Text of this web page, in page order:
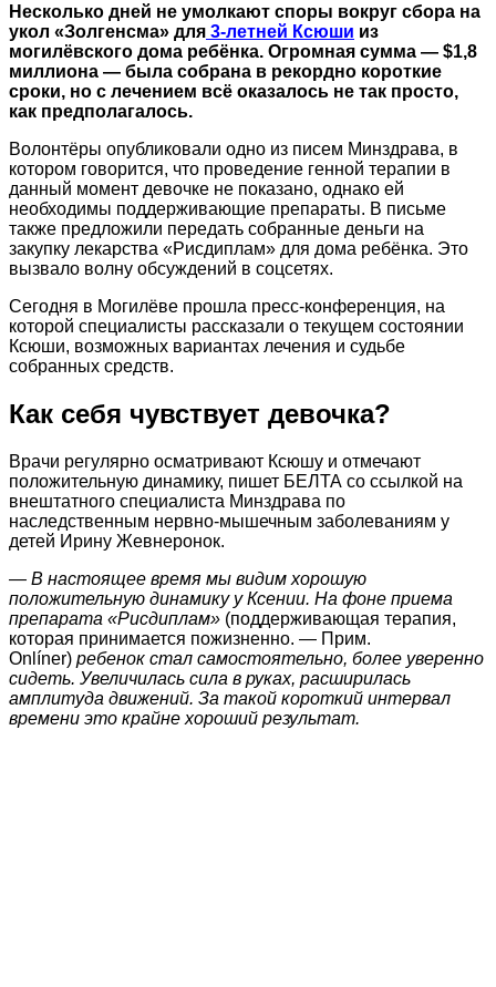
Несколько дней не умолкают споры вокруг сбора на
укол «Золгенсма» для 3-летней Ксюши из
могилёвского дома ребёнка. Огромная сумма — $1,8
миллиона — была собрана в рекордно короткие
сроки, но с лечением всё оказалось не так просто,
как предполагалось.
Волонтёры опубликовали одно из писем Минздрава, в
котором говорится, что проведение генной терапии в
данный момент девочке не показано, однако ей
необходимы поддерживающие препараты. В письме
также предложили передать собранные деньги на
закупку лекарства «Рисдиплам» для дома ребёнка. Это
вызвало волну обсуждений в соцсетях.
Сегодня в Могилёве прошла пресс-конференция, на
которой специалисты рассказали о текущем состоянии
Ксюши, возможных вариантах лечения и судьбе
собранных средств.
Как себя чувствует девочка?
Врачи регулярно осматривают Ксюшу и отмечают
положительную динамику, пишет БЕЛТА со ссылкой на
внештатного специалиста Минздрава по
наследственным нервно-мышечным заболеваниям у
детей Ирину Жевнеронок.
— В настоящее время мы видим хорошую
положительную динамику у Ксении. На фоне приема
препарата «Рисдиплам» (поддерживающая терапия,
которая принимается пожизненно. — Прим.
Onlíner) ребенок стал самостоятельно, более уверенно
сидеть. Увеличилась сила в руках, расширилась
амплитуда движений. За такой короткий интервал
времени это крайне хороший результат.